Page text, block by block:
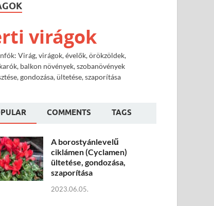
virágok
Virág, virágok, évelők, örökzöldek,
balkon növények, szobanövények
gondozása, ültetése, szaporítása
COMMENTS TAGS
A borostyánlevelű
ciklámen (Cyclamen)
ültetése, gondozása,
szaporítása
2023.06.05.